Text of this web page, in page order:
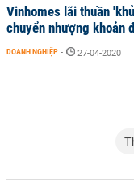
Vinhomes lãi thuần
chuyển nhượng khoản
DOANH NGHIỆP - 27-04-2020